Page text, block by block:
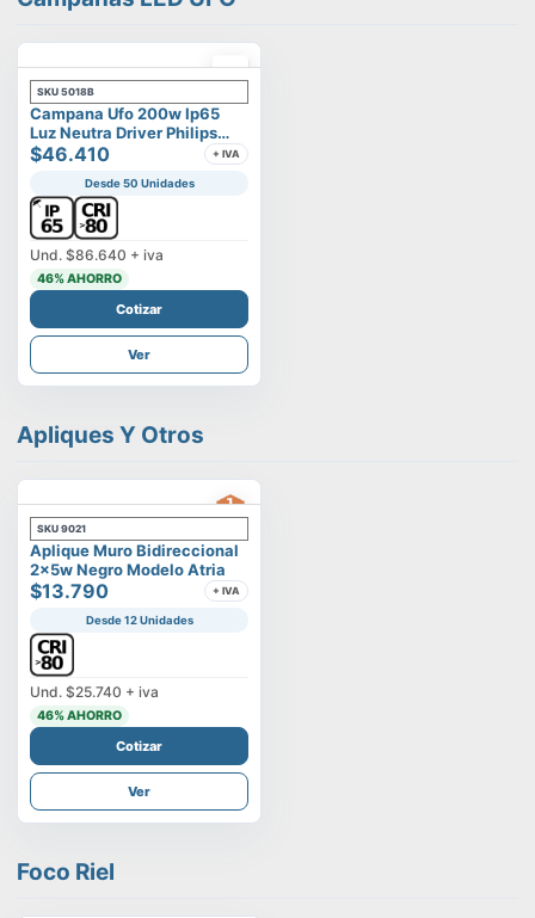
SKU 5018B
Campana Ufo 200w Ip65
Luz Neutra Driver Philips
Modelo Eltanin
$46.410 + IVA
Desde 50 Unidades
Und. $86.640 + iva
46% AHORRO
Cotizar
Ver
Apliques Y Otros
SKU 9021
Aplique Muro Bidireccional
2x5w Negro Modelo Atria
$13.790 + IVA
Desde 12 Unidades
Und. $25.740 + iva
46% AHORRO
Cotizar
Ver
Foco Riel